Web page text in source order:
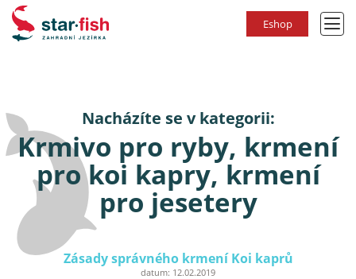
Eshop
Nacházíte se v kategorii:
Krmivo pro ryby, krmení
pro koi kapry, krmení
pro jesetery
Zásady správného krmení Koi kaprů
datum: 12.02.2019